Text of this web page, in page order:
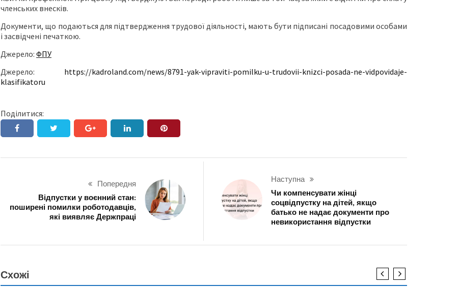
членських внесків.
Документи, що подаються для підтвердження трудової діяльності, мають бути підписані посадовими особами
і засвідчені печаткою.
Джерело: ФПУ
Джерело: https://kadroland.com/news/8791-yak-vipraviti-pomilku-u-trudovii-knizci-posada-ne-vidpovidaje-
klasifikatoru
Поділитися:
Попередня
Відпустки у воєнний стан:
поширені помилки роботодавців,
які виявляє Держпраці
Наступна
Чи компенсувати жінці
соцвідпустку на дітей, якщо
батько не надає документи про
невикористання відпустки
Схожі